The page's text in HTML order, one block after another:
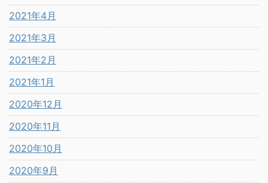
2021年4月
2021年3月
2021年2月
2021年1月
2020年12月
2020年11月
2020年10月
2020年9月